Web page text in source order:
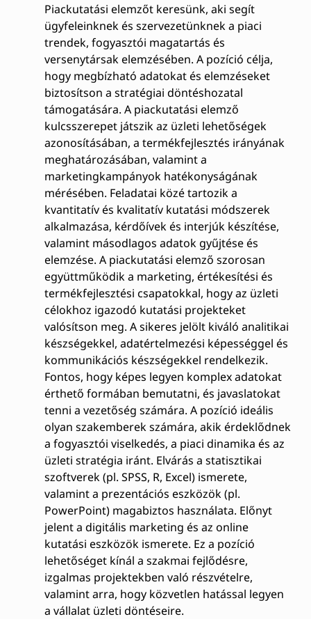
Piackutatási elemzőt keresünk, aki segít
ügyfeleinknek és szervezetünknek a piaci
trendek, fogyasztói magatartás és
versenytársak elemzésében. A pozíció célja,
hogy megbízható adatokat és elemzéseket
biztosítson a stratégiai döntéshozatal
támogatására. A piackutatási elemző
kulcsszerepet játszik az üzleti lehetőségek
azonosításában, a termékfejlesztés irányának
meghatározásában, valamint a
marketingkampányok hatékonyságának
mérésében. Feladatai közé tartozik a
kvantitatív és kvalitatív kutatási módszerek
alkalmazása, kérdőívek és interjúk készítése,
valamint másodlagos adatok gyűjtése és
elemzése. A piackutatási elemző szorosan
együttműködik a marketing, értékesítési és
termékfejlesztési csapatokkal, hogy az üzleti
célokhoz igazodó kutatási projekteket
valósítson meg. A sikeres jelölt kiváló analitikai
készségekkel, adatértelmezési képességgel és
kommunikációs készségekkel rendelkezik.
Fontos, hogy képes legyen komplex adatokat
érthető formában bemutatni, és javaslatokat
tenni a vezetőség számára. A pozíció ideális
olyan szakemberek számára, akik érdeklődnek
a fogyasztói viselkedés, a piaci dinamika és az
üzleti stratégia iránt. Elvárás a statisztikai
szoftverek (pl. SPSS, R, Excel) ismerete,
valamint a prezentációs eszközök (pl.
PowerPoint) magabiztos használata. Előnyt
jelent a digitális marketing és az online
kutatási eszközök ismerete. Ez a pozíció
lehetőséget kínál a szakmai fejlődésre,
izgalmas projektekben való részvételre,
valamint arra, hogy közvetlen hatással legyen
a vállalat üzleti döntéseire.